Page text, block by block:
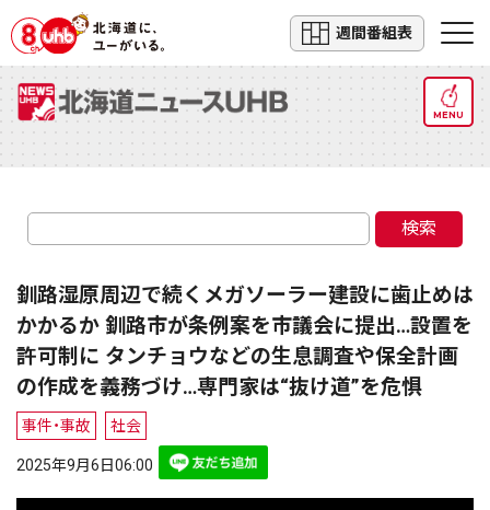
週間番組表
MENU
検索
釧路湿原周辺で続くメガソーラー建設に歯止めは
かかるか 釧路市が条例案を市議会に提出…設置を
許可制に タンチョウなどの生息調査や保全計画
の作成を義務づけ…専門家は“抜け道”を危惧
事件・事故 社会
2025年9月6日06:00